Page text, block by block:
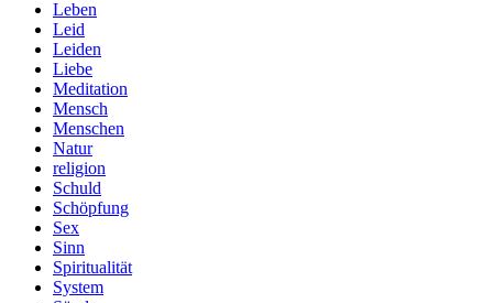
Leben
Leid
Leiden
Liebe
Meditation
Mensch
Menschen
Natur
religion
Schuld
Schöpfung
Sex
Sinn
Spiritualität
System